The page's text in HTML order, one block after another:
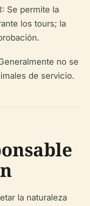
Se permite la
los tours; la
no se
de servicio.
la naturaleza